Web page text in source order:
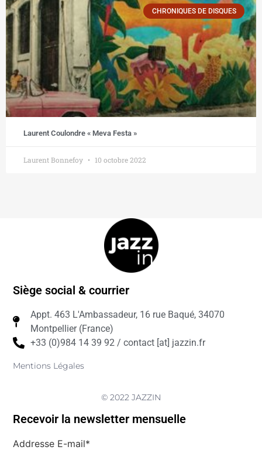
CHRONIQUES DE DISQUES
Laurent Coulondre « Meva Festa »
Laurent Bonnefoy 10 octobre 2022
Siège social & courrier
Appt. 463 L'Ambassadeur, 16 rue Baqué, 34070
Montpellier (France)
+33 (0)984 14 39 92 / contact [at] jazzin.fr
Mentions Légales
© 2022 JAZZIN
Recevoir la newsletter mensuelle
Addresse E-mail*